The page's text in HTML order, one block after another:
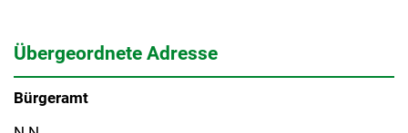
Übergeordnete Adresse
Bürgeramt